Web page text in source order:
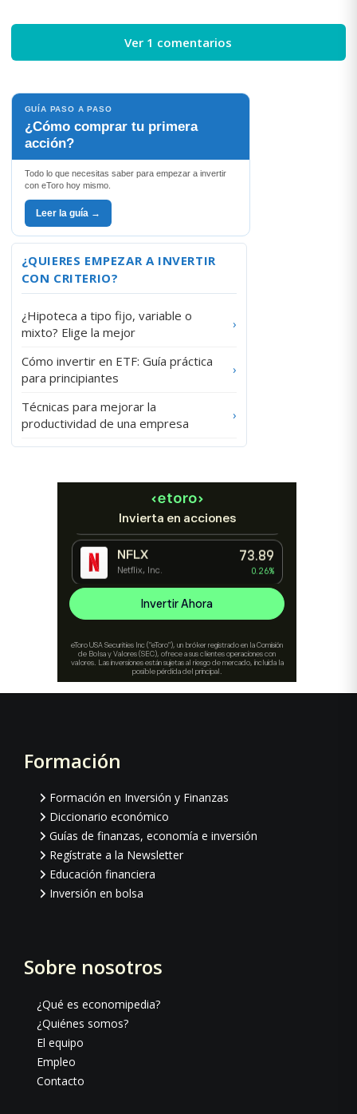
Ver 1 comentarios
GUÍA PASO A PASO
¿Cómo comprar tu primera
acción?
Todo lo que necesitas saber para empezar a invertir
con eToro hoy mismo.
Leer la guía →
¿QUIERES EMPEZAR A INVERTIR
CON CRITERIO?
¿Hipoteca a tipo fijo, variable o
mixto? Elige la mejor
›
Cómo invertir en ETF: Guía práctica
para principiantes
›
Técnicas para mejorar la
productividad de una empresa
›
Footer
Formación
Formación en Inversión y Finanzas
Diccionario económico
Guías de finanzas, economía e inversión
Regístrate a la Newsletter
Educación financiera
Inversión en bolsa
Sobre nosotros
¿Qué es economipedia?
¿Quiénes somos?
El equipo
Empleo
Contacto